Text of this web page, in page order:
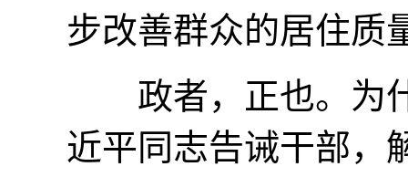
步改善群众的居住质
政者，正也。为什
近平同志告诫干部，